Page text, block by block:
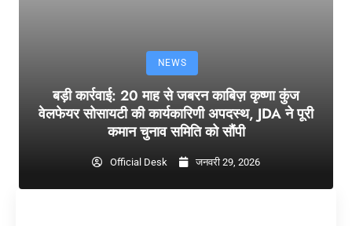
NEWS
बड़ी कार्रवाई: 20 माह से जबरन काबिज़ कृष्णा कुंज
वेलफेयर सोसायटी की कार्यकारिणी अपदस्थ, JDA ने पूरी
कमान चुनाव समिति को सौंपी
Official Desk जनवरी 29, 2026